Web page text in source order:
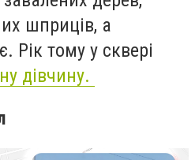
шприців, а
Рік тому у сквері
дівчину.